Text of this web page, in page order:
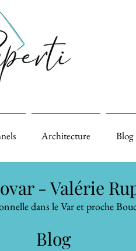
Architecture Blog
- Valérie
dans le Var et proche
Blog